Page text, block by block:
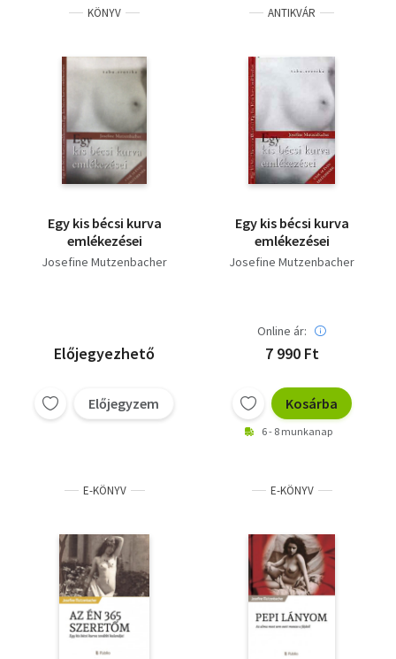
KÖNYV
Egy ​kis bécsi kurva
emlékezései
Josefine Mutzenbacher
Előjegyezhető
Előjegyzem
ANTIKVÁR
Egy kis bécsi kurva
emlékezései
Josefine Mutzenbacher
Online ár:
7 990 Ft
Kosárba
6 - 8 munkanap
E-KÖNYV E-KÖNYV